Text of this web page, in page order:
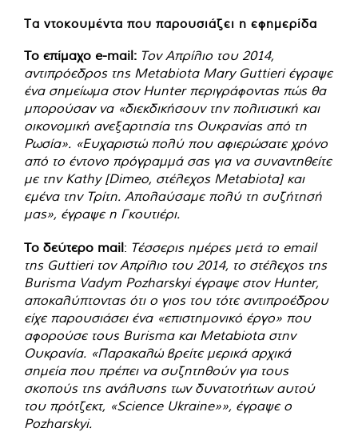
Τα ντοκουμέντα που παρουσιάζει η εφημερίδα
Το επίμαχο e-mail: Τον Απρίλιο του 2014,
αντιπρόεδρος της Metabiota Mary Guttieri έγραψε
ένα σημείωμα στον Hunter περιγράφοντας πώς θα
μπορούσαν να «διεκδικήσουν την πολιτιστική και
οικονομική ανεξαρτησία της Ουκρανίας από τη
Ρωσία». «Ευχαριστώ πολύ που αφιερώσατε χρόνο
από το έντονο πρόγραμμά σας για να συναντηθείτε
με την Kathy [Dimeo, στέλεχος Metabiota] και
εμένα την Τρίτη. Απολαύσαμε πολύ τη συζήτησή
μας», έγραψε η Γκουτιέρι.
Το δεύτερο mail: Τέσσερις ημέρες μετά το email
της Guttieri τον Απρίλιο του 2014, το στέλεχος της
Burisma Vadym Pozharskyi έγραψε στον Hunter,
αποκαλύπτοντας ότι ο γιος του τότε αντιπροέδρου
είχε παρουσιάσει ένα «επιστημονικό έργο» που
αφορούσε τους Burisma και Metabiota στην
Ουκρανία. «Παρακαλώ βρείτε μερικά αρχικά
σημεία που πρέπει να συζητηθούν για τους
σκοπούς της ανάλυσης των δυνατοτήτων αυτού
του πρότζεκτ, «Science Ukraine»», έγραψε ο
Pozharskyi.